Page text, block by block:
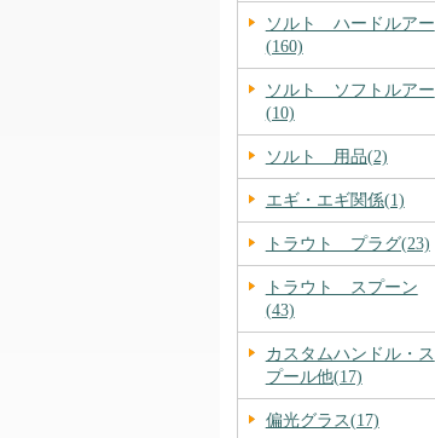
ソルト ハードルアー
(160)
ソルト ソフトルアー
(10)
ソルト 用品(2)
エギ・エギ関係(1)
トラウト プラグ(23)
トラウト スプーン
(43)
カスタムハンドル・ス
プール他(17)
偏光グラス(17)